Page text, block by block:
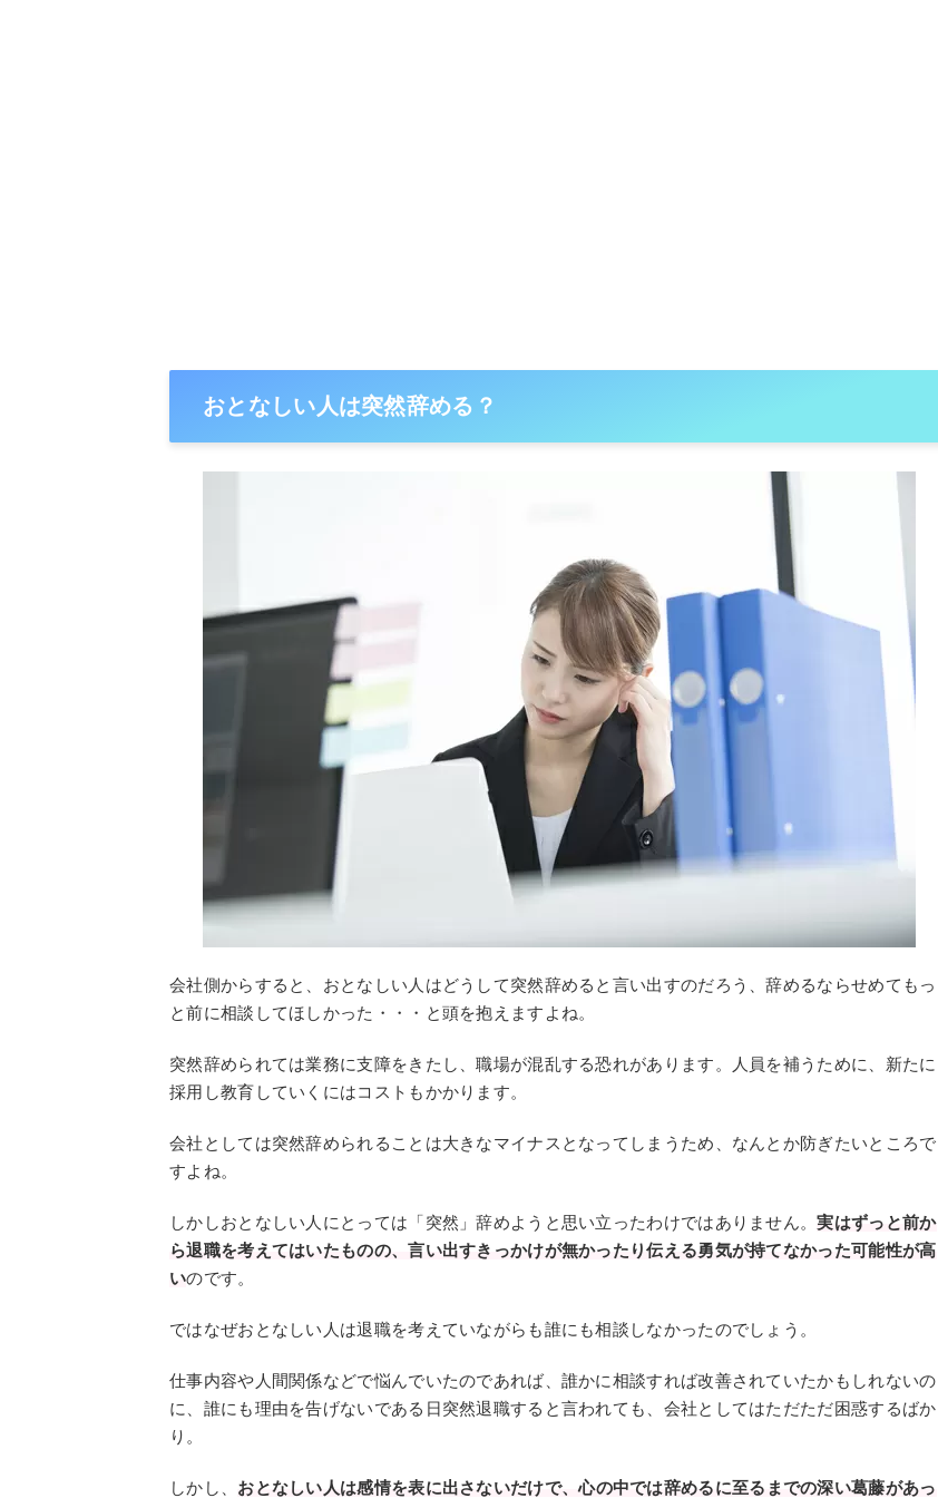
おとなしい人は突然辞める？
会社側からすると、おとなしい人はどうして突然辞めると言い出すのだろう、辞めるならせめてもっ
と前に相談してほしかった・・・と頭を抱えますよね。
突然辞められては業務に支障をきたし、職場が混乱する恐れがあります。人員を補うために、新たに
採用し教育していくにはコストもかかります。
会社としては突然辞められることは大きなマイナスとなってしまうため、なんとか防ぎたいところで
すよね。
しかしおとなしい人にとっては「突然」辞めようと思い立ったわけではありません。実はずっと前か
ら退職を考えてはいたものの、言い出すきっかけが無かったり伝える勇気が持てなかった可能性が高
いのです。
ではなぜおとなしい人は退職を考えていながらも誰にも相談しなかったのでしょう。
仕事内容や人間関係などで悩んでいたのであれば、誰かに相談すれば改善されていたかもしれないの
に、誰にも理由を告げないである日突然退職すると言われても、会社としてはただただ困惑するばか
り。
しかし、 おとなしい人は感情を表に出さないだけで、心の中では辞めるに至るまでの深い葛藤があっ